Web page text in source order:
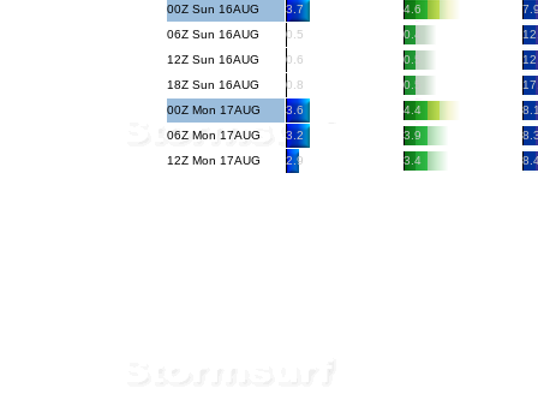
00Z Sun 16AUG
3.7 4.6
06Z Sun 16AUG
0.5 0.4
12Z Sun 16AUG
0.6 0.5
18Z Sun 16AUG
0.8 0.5
00Z Mon 17AUG
3.6 4.4
06Z Mon 17AUG
3.2 3.9
12Z Mon 17AUG
2.9 3.4